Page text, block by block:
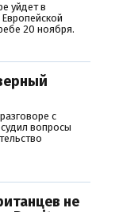
уйдет в
20 ноября.
с
вопросы
не